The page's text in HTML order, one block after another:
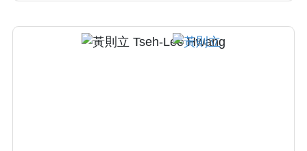
間的溝通及決策，制定最適合病患之治療計
畫，曾獲選醫院親善楷模醫師代表